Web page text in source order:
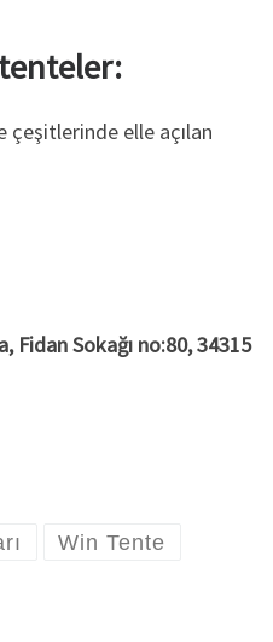
çeşitlerinde elle açılan
Fidan Sokağı no:80, 34315
Win Tente